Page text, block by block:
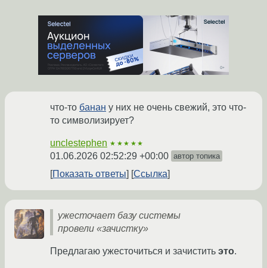
что-то банан у них не очень свежий, это что-
то символизирует?
unclestephen ★★★★★
01.06.2026 02:52:29 +00:00 автор топика
Показать ответы Ссылка
ужесточает базу системы
провели «зачистку»
Предлагаю ужесточиться и зачистить это.